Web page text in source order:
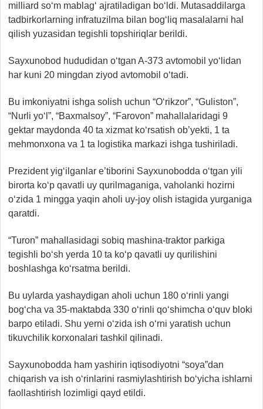
milliard so‘m mablag‘ ajratiladigan bo‘ldi. Mutasaddilarga
tadbirkorlarning infratuzilma bilan bog‘liq masalalarni hal
qilish yuzasidan tegishli topshiriqlar berildi.
Sayxunobod hududidan o‘tgan A-373 avtomobil yo‘lidan
har kuni 20 mingdan ziyod avtomobil o‘tadi.
Bu imkoniyatni ishga solish uchun “O‘rikzor”, “Guliston”,
“Nurli yo‘l”, “Baxmalsoy”, “Farovon” mahallalaridagi 9
gektar maydonda 40 ta xizmat ko‘rsatish ob’yekti, 1 ta
mehmonxona va 1 ta logistika markazi ishga tushiriladi.
Prezident yig‘ilganlar e’tiborini Sayxunobodda o‘tgan yili
birorta ko‘p qavatli uy qurilmaganiga, vaholanki hozirni
o‘zida 1 mingga yaqin aholi uy-joy olish istagida yurganiga
qaratdi.
“Turon” mahallasidagi sobiq mashina-traktor parkiga
tegishli bo‘sh yerda 10 ta ko‘p qavatli uy qurilishini
boshlashga ko‘rsatma berildi.
Bu uylarda yashaydigan aholi uchun 180 o‘rinli yangi
bog‘cha va 35-maktabda 330 o‘rinli qo‘shimcha o‘quv bloki
barpo etiladi. Shu yerni o‘zida ish o‘rni yaratish uchun
tikuvchilik korxonalari tashkil qilinadi.
Sayxunobodda ham yashirin iqtisodiyotni “soya”dan
chiqarish va ish o‘rinlarini rasmiylashtirish bo‘yicha ishlarni
faollashtirish lozimligi qayd etildi.